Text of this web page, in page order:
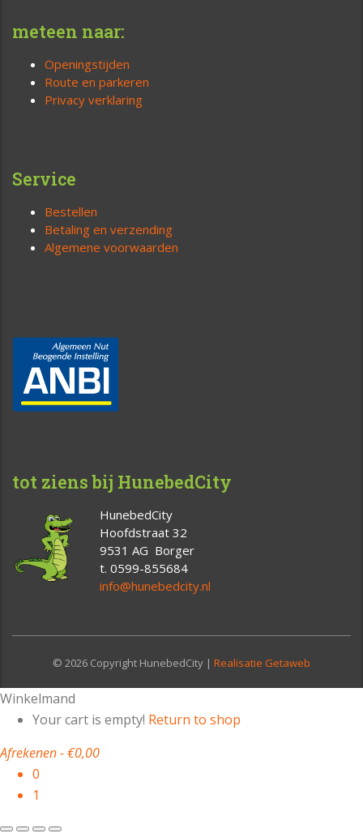
meteen naar:
Openingstijden
Route en parkeren
Privacy verklaring
Service
Bestellen
Betaling en verzending
Algemene voorwaarden
tot ziens bij HunebedCity
HunebedCity
Hoofdstraat 32
9531 AG Borger
t. 0599-855684
info@hunebedcity.nl
© 2026 Copyright HunebedCity | Realisatie Getaweb
Winkelmand
Your cart is empty! Return to shop
Afrekenen-€0,00
0
1